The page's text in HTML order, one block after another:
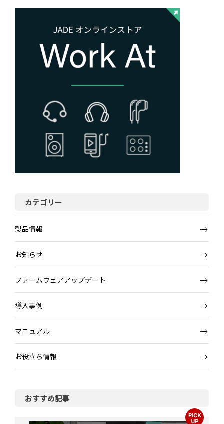
カテゴリー
製品情報
お知らせ
ファームウェアアップデート
導入事例
マニュアル
お役立ち情報
おすすめ記事